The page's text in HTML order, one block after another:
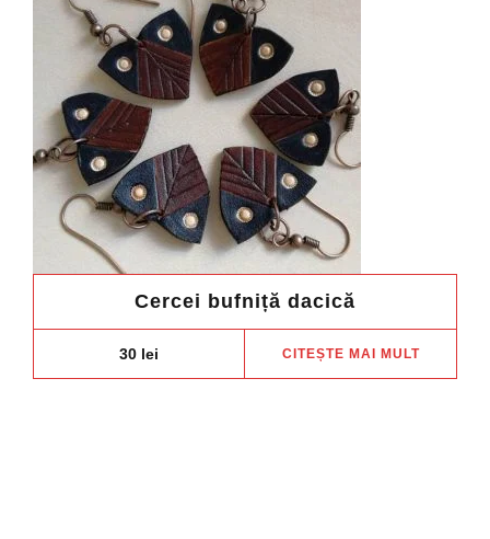
Cercei bufniță dacică
30 lei CITEȘTE MAI MULT